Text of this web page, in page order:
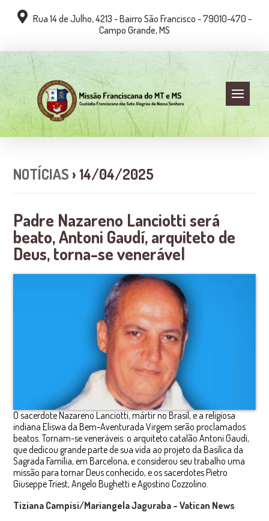
Rua 14 de Julho, 4213 - Bairro São Francisco - 79010-470 -
Campo Grande, MS
NOTÍCIAS › 14/04/2025
Padre Nazareno Lanciotti será
beato, Antoni Gaudí, arquiteto de
Deus, torna-se venerável
O sacerdote Nazareno Lanciotti, mártir no Brasil, e a religiosa
indiana Eliswa da Bem-Aventurada Virgem serão proclamados
beatos. Tornam-se veneráveis: o arquiteto catalão Antoni Gaudí,
que dedicou grande parte de sua vida ao projeto da Basílica da
Sagrada Família, em Barcelona, e considerou seu trabalho uma
missão para tornar Deus conhecido, e os sacerdotes Pietro
Giuseppe Triest, Angelo Bughetti e Agostino Cozzolino.
Tiziana Campisi/Mariangela Jaguraba – Vatican News